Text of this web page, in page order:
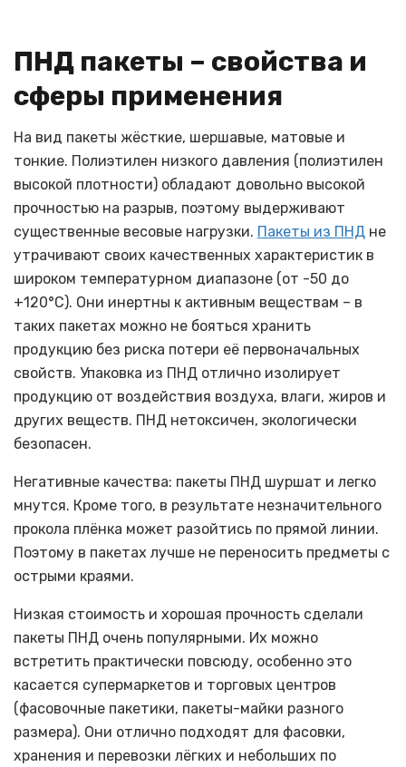
ПНД пакеты – свойства и
сферы применения
На вид пакеты жёсткие, шершавые, матовые и
тонкие. Полиэтилен низкого давления (полиэтилен
высокой плотности) обладают довольно высокой
прочностью на разрыв, поэтому выдерживают
существенные весовые нагрузки. Пакеты из ПНД не
утрачивают своих качественных характеристик в
широком температурном диапазоне (от -50 до
+120°C). Они инертны к активным веществам – в
таких пакетах можно не бояться хранить
продукцию без риска потери её первоначальных
свойств. Упаковка из ПНД отлично изолирует
продукцию от воздействия воздуха, влаги, жиров и
других веществ. ПНД нетоксичен, экологически
безопасен.
Негативные качества: пакеты ПНД шуршат и легко
мнутся. Кроме того, в результате незначительного
прокола плёнка может разойтись по прямой линии.
Поэтому в пакетах лучше не переносить предметы с
острыми краями.
Низкая стоимость и хорошая прочность сделали
пакеты ПНД очень популярными. Их можно
встретить практически повсюду, особенно это
касается супермаркетов и торговых центров
(фасовочные пакетики, пакеты-майки разного
размера). Они отлично подходят для фасовки,
хранения и перевозки лёгких и небольших по